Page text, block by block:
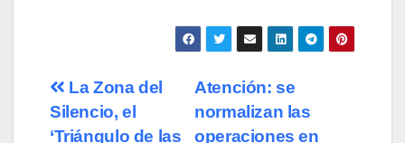
Atención: se
normalizan las
operaciones en
La Zona del
Silencio, el
‘Triángulo de las